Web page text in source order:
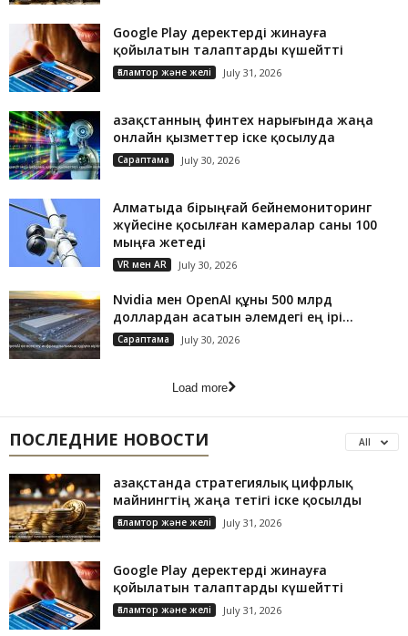
Google Play деректерді жинауға
қойылатын талаптарды күшейтті
Ғаламтор және желі July 31, 2026
Қазақстанның финтех нарығында жаңа
онлайн қызметтер іске қосылуда
Сараптама July 30, 2026
Алматыда бірыңғай бейнемониторинг
жүйесіне қосылған камералар саны 100
мыңға жетеді
VR мен AR July 30, 2026
Nvidia мен OpenAI құны 500 млрд
доллардан асатын әлемдегі ең ірі...
Сараптама July 30, 2026
Load more
ПОСЛЕДНИЕ НОВОСТИ All
Қазақстанда стратегиялық цифрлық
майнингтің жаңа тетігі іске қосылды
Ғаламтор және желі July 31, 2026
Google Play деректерді жинауға
қойылатын талаптарды күшейтті
Ғаламтор және желі July 31, 2026